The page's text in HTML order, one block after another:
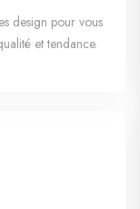
design pour vous
et tendance.